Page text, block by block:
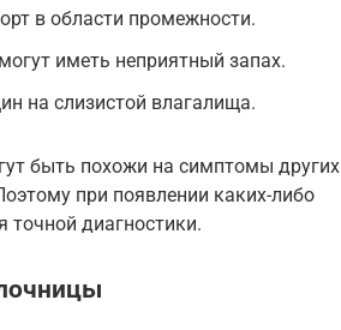
в области промежности.
иметь неприятный запах.
на слизистой влагалища.
быть похожи на симптомы других
при появлении каких-либо
точной диагностики.